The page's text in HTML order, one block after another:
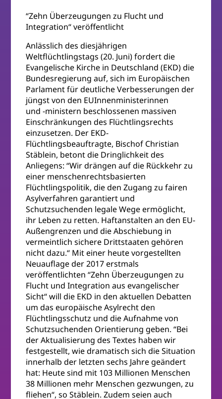
“Zehn Überzeugungen zu Flucht und
Integration“ veröffentlicht
Anlässlich des diesjährigen
Weltflüchtlingstags (20. Juni) fordert die
Evangelische Kirche in Deutschland (EKD) die
Bundesregierung auf, sich im Europäischen
Parlament für deutliche Verbesserungen der
jüngst von den EUInnenministerinnen
und -ministern beschlossenen massiven
Einschränkungen des Flüchtlingsrechts
einzusetzen. Der EKD-
Flüchtlingsbeauftragte, Bischof Christian
Stäblein, betont die Dringlichkeit des
Anliegens: “Wir drängen auf die Rückkehr zu
einer menschenrechtsbasierten
Flüchtlingspolitik, die den Zugang zu fairen
Asylverfahren garantiert und
Schutzsuchenden legale Wege ermöglicht,
ihr Leben zu retten. Haftanstalten an den EU-
Außengrenzen und die Abschiebung in
vermeintlich sichere Drittstaaten gehören
nicht dazu.“ Mit einer heute vorgestellten
Neuauflage der 2017 erstmals
veröffentlichten “Zehn Überzeugungen zu
Flucht und Integration aus evangelischer
Sicht“ will die EKD in den aktuellen Debatten
um das europäische Asylrecht den
Flüchtlingsschutz und die Aufnahme von
Schutzsuchenden Orientierung geben. “Bei
der Aktualisierung des Textes haben wir
festgestellt, wie dramatisch sich die Situation
innerhalb der letzten sechs Jahre geändert
hat: Heute sind mit 103 Millionen Menschen
38 Millionen mehr Menschen gezwungen, zu
fliehen“, so Stäblein. Zudem seien auch